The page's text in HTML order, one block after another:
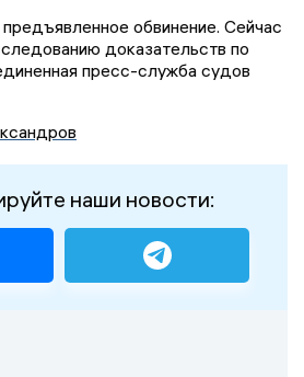
обвинение. Сейчас
доказательств по
пресс-служба судов
наши новости: